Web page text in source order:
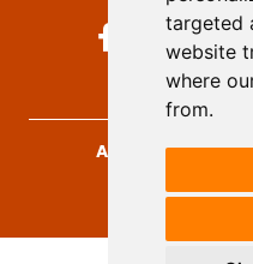
targeted
website
where
from.
Archives for
developed